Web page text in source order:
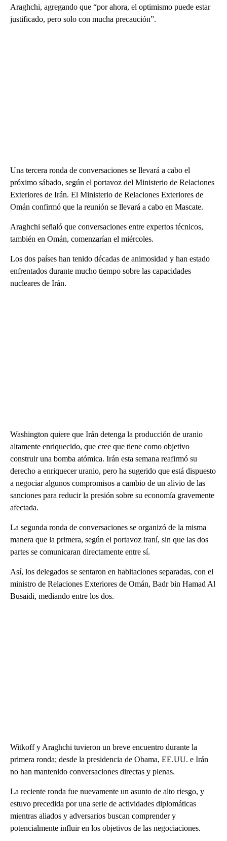
Araghchi, agregando que “por ahora, el optimismo puede estar
justificado, pero solo con mucha precaución”.
Una tercera ronda de conversaciones se llevará a cabo el
próximo sábado, según el portavoz del Ministerio de Relaciones
Exteriores de Irán. El Ministerio de Relaciones Exteriores de
Omán confirmó que la reunión se llevará a cabo en Mascate.
Araghchi señaló que conversaciones entre expertos técnicos,
también en Omán, comenzarían el miércoles.
Los dos países han tenido décadas de animosidad y han estado
enfrentados durante mucho tiempo sobre las capacidades
nucleares de Irán.
Washington quiere que Irán detenga la producción de uranio
altamente enriquecido, que cree que tiene como objetivo
construir una bomba atómica. Irán esta semana reafirmó su
derecho a enriquecer uranio, pero ha sugerido que está dispuesto
a negociar algunos compromisos a cambio de un alivio de las
sanciones para reducir la presión sobre su economía gravemente
afectada.
La segunda ronda de conversaciones se organizó de la misma
manera que la primera, según el portavoz iraní, sin que las dos
partes se comunicaran directamente entre sí.
Así, los delegados se sentaron en habitaciones separadas, con el
ministro de Relaciones Exteriores de Omán, Badr bin Hamad Al
Busaidi, mediando entre los dos.
Witkoff y Araghchi tuvieron un breve encuentro durante la
primera ronda; desde la presidencia de Obama, EE.UU. e Irán
no han mantenido conversaciones directas y plenas.
La reciente ronda fue nuevamente un asunto de alto riesgo, y
estuvo precedida por una serie de actividades diplomáticas
mientras aliados y adversarios buscan comprender y
potencialmente influir en los objetivos de las negociaciones.